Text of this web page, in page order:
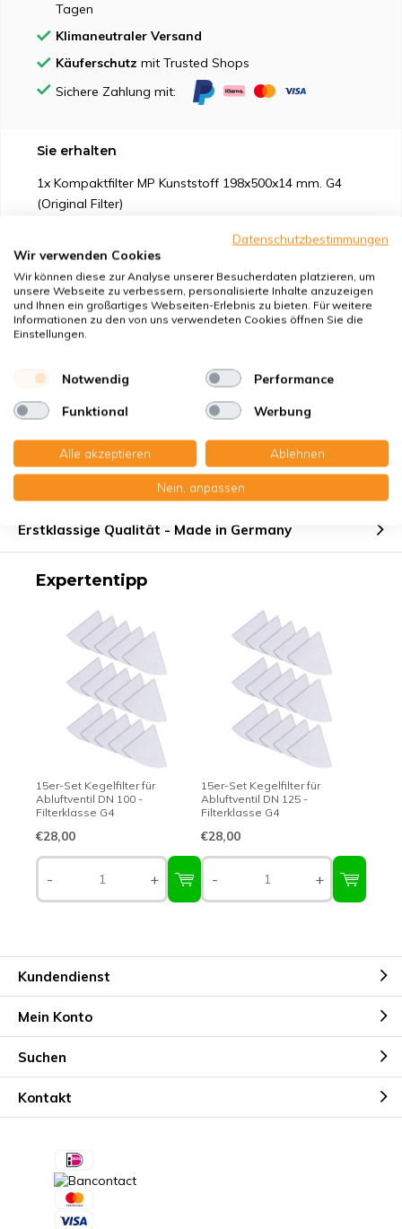
Tagen
Klimaneutraler Versand
Käuferschutz mit Trusted Shops
Sichere Zahlung mit:
Sie erhalten
1x Kompaktfilter MP Kunststoff 198x500x14 mm. G4
(Original Filter)
Eigenschaften
Produktbeschreibung
Erstklassige Qualität - Made in Germany
Expertentipp
15er-Set Kegelfilter für
Abluftventil DN 100 -
Filterklasse G4
€28,00
- +
15er-Set Kegelfilter für
Abluftventil DN 125 -
Filterklasse G4
€28,00
- +
Kundendienst
Mein Konto
Suchen
Kontakt
Datenschutzbestimmungen
Wir verwenden Cookies
Wir können diese zur Analyse unserer Besucherdaten platzieren, um
unsere Webseite zu verbessern, personalisierte Inhalte anzuzeigen
und Ihnen ein großartiges Webseiten-Erlebnis zu bieten. Für weitere
Informationen zu den von uns verwendeten Cookies öffnen Sie die
Einstellungen.
Notwendig Performance
Funktional Werbung
Alle akzeptieren Ablehnen
Nein, anpassen